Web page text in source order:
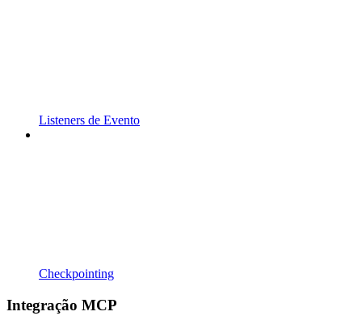
Listeners de Evento
Checkpointing
Integração MCP